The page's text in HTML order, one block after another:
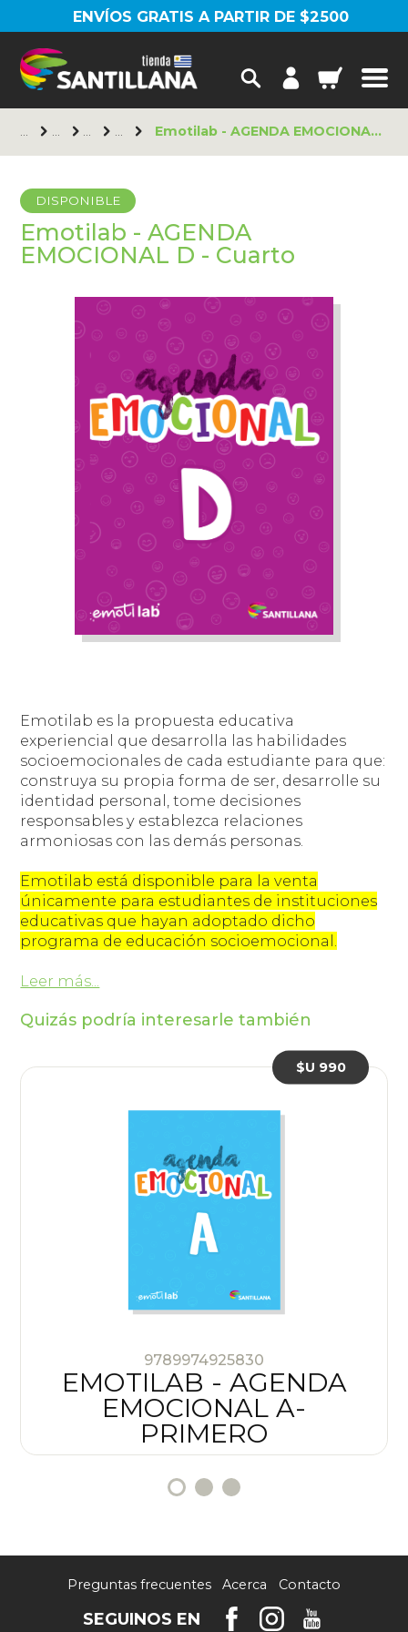
ENVÍOS GRATIS A PARTIR DE $2500
Emotilab - AGENDA EMOCIONAL D - Cuarto
DISPONIBLE
Emotilab - AGENDA
EMOCIONAL D - Cuarto
Emotilab es la propuesta educativa
experiencial que desarrolla las habilidades
socioemocionales de cada estudiante para que:
construya su propia forma de ser, desarrolle su
identidad personal, tome decisiones
responsables y establezca relaciones
armoniosas con las demás personas.
Emotilab está disponible para la venta
únicamente para estudiantes de instituciones
educativas que hayan adoptado dicho
programa de educación socioemocional.
Leer más...
Quizás podría interesarle también
9789974925830
EMOTILAB - AGENDA
EMOCIONAL A-
PRIMERO
$U 990
Preguntas frecuentes Acerca Contacto
SEGUINOS EN